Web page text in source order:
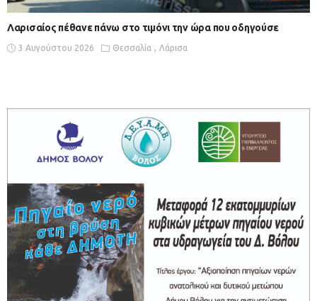
Λαρισαίος πέθανε πάνω στο τιμόνι την ώρα που οδηγούσε
3 Αυγούστου 2026 Θεσσαλία Λάρισα